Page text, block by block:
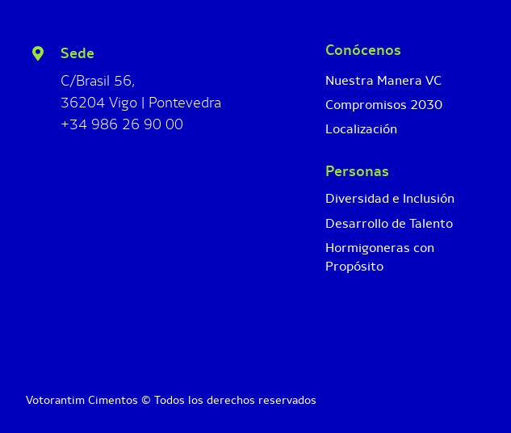
Sede
C/Brasil 56,
36204 Vigo | Pontevedra
+34 986 26 90 00
Conócenos
Nuestra Manera VC
Compromisos 2030
Localización
Personas
Diversidad e Inclusión
Desarrollo de Talento
Hormigoneras con
Propósito
Votorantim Cimentos © Todos los derechos reservados